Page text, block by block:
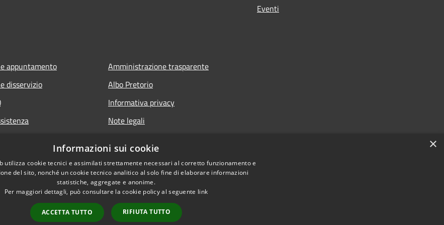
Eventi
appuntamento
disservizio
Amministrazione trasparente
Albo Pretorio
Informativa privacy
Note legali
×
Informazioni sui cookie
utilizza cookie tecnici e assimilati strettamente necessari al corretto funzionamento e
del sito, nonché un cookie tecnico analitico al solo fine di elaborare informazioni
statistiche, aggregate e anonime.
Per maggiori dettagli, può consultare la cookie policy al seguente link
ACCETTA TUTTO RIFIUTA TUTTO